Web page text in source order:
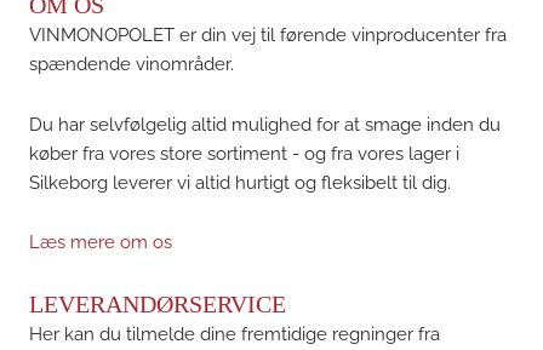
VINMONOPOLET er din vej til førende vinproducenter fra
spændende vinområder.
Du har selvfølgelig altid mulighed for at smage inden du
køber fra vores store sortiment - og fra vores lager i
Silkeborg leverer vi altid hurtigt og fleksibelt til dig.
Læs mere om os
LEVERANDØRSERVICE
Her kan du tilmelde dine fremtidige regninger fra